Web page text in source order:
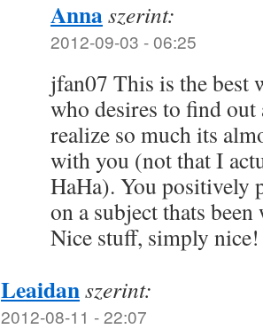
Annaszerint:
2012-09-03 - 06:25
jfan07 This is the best
who desires to find
realize so much its
with you (not that I
HaHa). You positively
on a subject thats
Nice stuff, simply nice!
Leaidanszerint:
2012-08-11 - 22:07